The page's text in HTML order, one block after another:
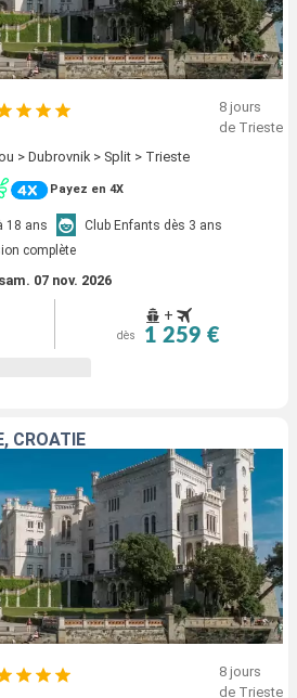
8 jours
de Trieste
> Dubrovnik > Split > Trieste
Payez en 4X
18 ans
Club Enfants dès 3 ans
complète
sam. 07 nov. 2026
+
dès 1 259 €
CROATIE
8 jours
de Trieste